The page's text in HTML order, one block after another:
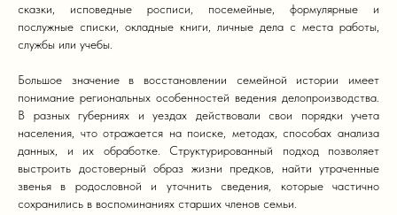
сказки, исповедные росписи, посемейные, формулярные и
послужные списки, окладные книги, личные дела с места работы,
службы или учебы.
Большое значение в восстановлении семейной истории имеет
понимание региональных особенностей ведения делопроизводства.
В разных губерниях и уездах действовали свои порядки учета
населения, что отражается на поиске, методах, способах анализа
данных, и их обработке. Структурированный подход позволяет
выстроить достоверный образ жизни предков, найти утраченные
звенья в родословной и уточнить сведения, которые частично
сохранились в воспоминаниях старших членов семьи.